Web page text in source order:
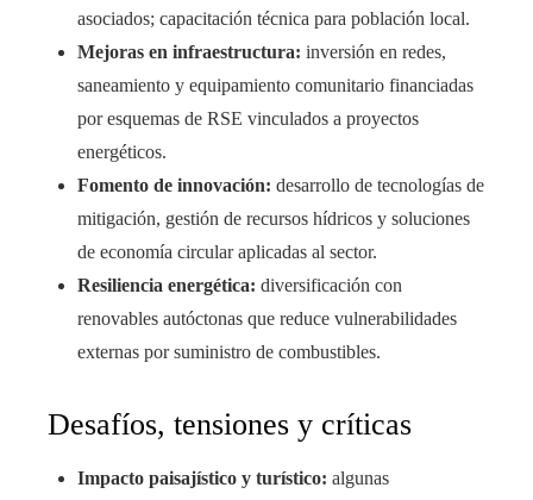
asociados; capacitación técnica para población local.
Mejoras en infraestructura: inversión en redes,
saneamiento y equipamiento comunitario financiadas
por esquemas de RSE vinculados a proyectos
energéticos.
Fomento de innovación: desarrollo de tecnologías de
mitigación, gestión de recursos hídricos y soluciones
de economía circular aplicadas al sector.
Resiliencia energética: diversificación con
renovables autóctonas que reduce vulnerabilidades
externas por suministro de combustibles.
Desafíos, tensiones y críticas
Impacto paisajístico y turístico: algunas